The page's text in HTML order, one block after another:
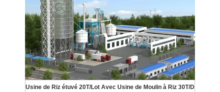
Usine de Riz étuvé 20T/Lot Avec Usine de Moulin à Riz 30T/D